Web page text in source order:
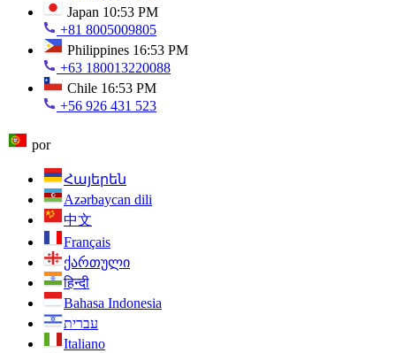
Japan 10:53 PM
+81 8005009805
Philippines 16:53 PM
+63 180013220088
Chile 16:53 PM
+56 926 431 523
por
Հայերեն
Azərbaycan dili
中文
Français
ქართული
हिन्दी
Bahasa Indonesia
עברית
Italiano